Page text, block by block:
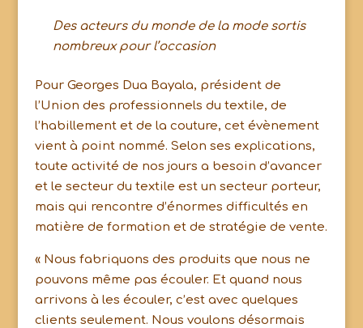
Des acteurs du monde de la mode sortis
nombreux pour l’occasion
Pour Georges Dua Bayala, président de
l’Union des professionnels du textile, de
l’habillement et de la couture, cet évènement
vient à point nommé. Selon ses explications,
toute activité de nos jours a besoin d’avancer
et le secteur du textile est un secteur porteur,
mais qui rencontre d’énormes difficultés en
matière de formation et de stratégie de vente.
« Nous fabriquons des produits que nous ne
pouvons même pas écouler. Et quand nous
arrivons à les écouler, c’est avec quelques
clients seulement. Nous voulons désormais